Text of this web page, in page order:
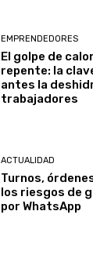
EMPRENDEDORES
El golpe de
repente: la
antes la
trabajadores
ACTUALIDAD
Turnos,
los riesgos de
por WhatsApp